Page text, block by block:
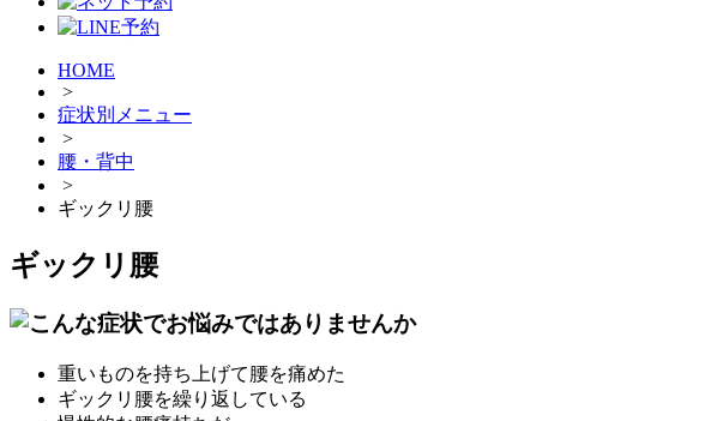
HOME
>
症状別メニュー
>
腰・背中
>
ギックリ腰
ギックリ腰
重いものを持ち上げて腰を痛めた
ギックリ腰を繰り返している